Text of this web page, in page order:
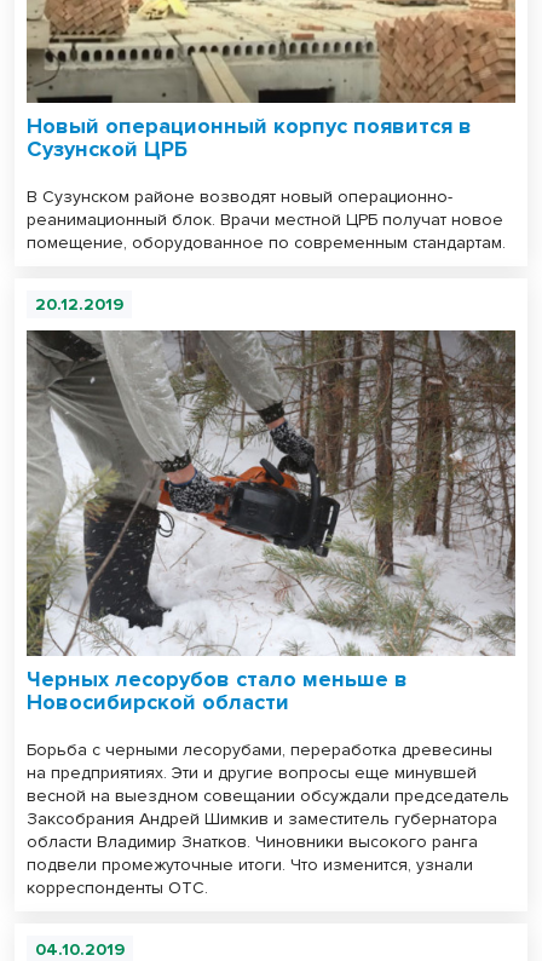
Новый операционный корпус появится в
Сузунской ЦРБ
В Сузунском районе возводят новый операционно-
реанимационный блок. Врачи местной ЦРБ получат новое
помещение, оборудованное по современным стандартам.
20.12.2019
Черных лесорубов стало меньше в
Новосибирской области
Борьба с черными лесорубами, переработка древесины
на предприятиях. Эти и другие вопросы еще минувшей
весной на выездном совещании обсуждали председатель
Заксобрания Андрей Шимкив и заместитель губернатора
области Владимир Знатков. Чиновники высокого ранга
подвели промежуточные итоги. Что изменится, узнали
корреспонденты ОТС.
04.10.2019